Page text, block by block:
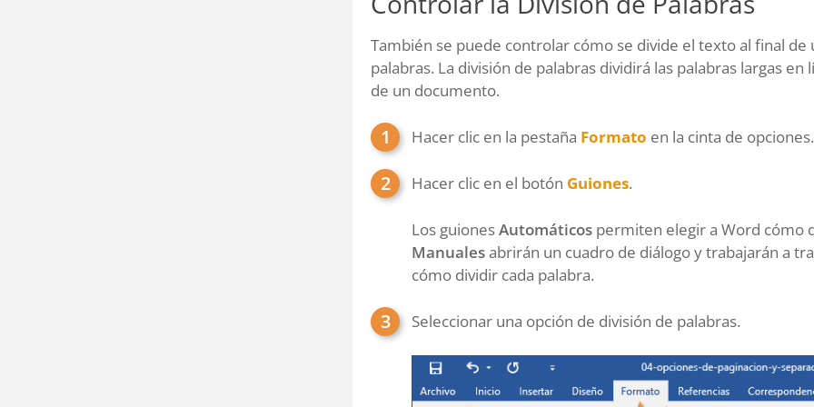
También se puede controlar cómo se divide el texto al final de
palabras. La división de palabras dividirá las palabras largas
de un documento.
Hacer clic en la pestaña Formato en la cinta de opciones.
Hacer clic en el botón Guiones.
Los guionesAutomáticos permiten elegir a Word cómo
Manualesabrirán un cuadro de diálogo y trabajarán a
cómo dividir cada palabra.
Seleccionar una opción de división de palabras.